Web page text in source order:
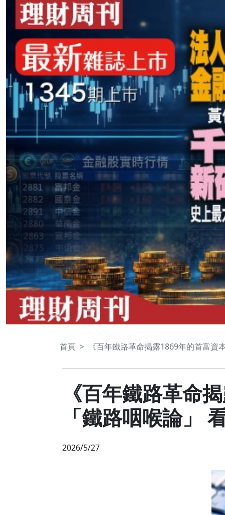
首頁 《百年鐵路革命揭露1869年的首富
《百年鐵路革命
「鐵路咽喉論」
2026/5/27